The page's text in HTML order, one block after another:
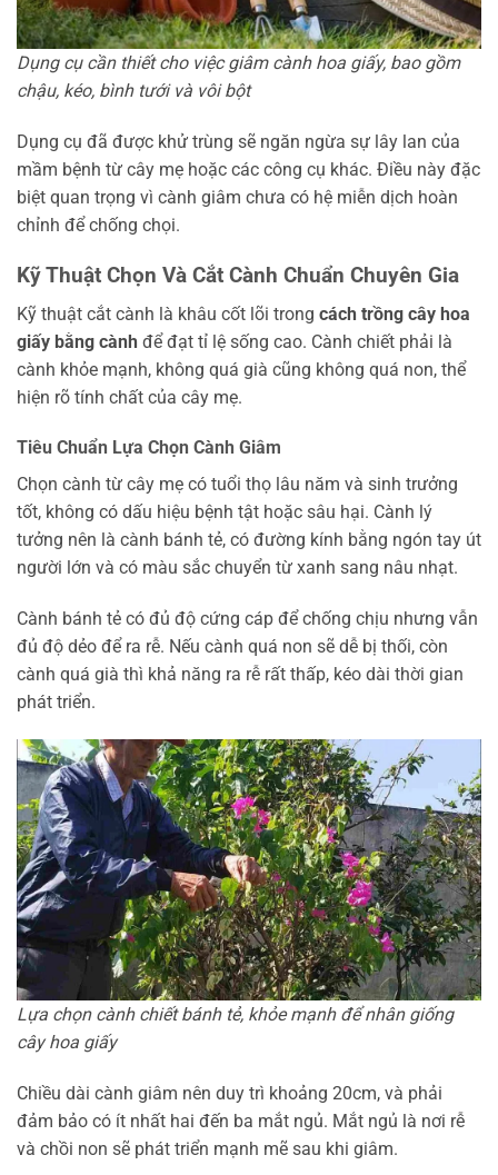
Dụng cụ cần thiết cho việc giâm cành hoa giấy, bao gồm
chậu, kéo, bình tưới và vôi bột
Dụng cụ đã được khử trùng sẽ ngăn ngừa sự lây lan của
mầm bệnh từ cây mẹ hoặc các công cụ khác. Điều này đặc
biệt quan trọng vì cành giâm chưa có hệ miễn dịch hoàn
chỉnh để chống chọi.
Kỹ Thuật Chọn Và Cắt Cành Chuẩn Chuyên Gia
Kỹ thuật cắt cành là khâu cốt lõi trong cách trồng cây hoa
giấy bằng cành để đạt tỉ lệ sống cao. Cành chiết phải là
cành khỏe mạnh, không quá già cũng không quá non, thể
hiện rõ tính chất của cây mẹ.
Tiêu Chuẩn Lựa Chọn Cành Giâm
Chọn cành từ cây mẹ có tuổi thọ lâu năm và sinh trưởng
tốt, không có dấu hiệu bệnh tật hoặc sâu hại. Cành lý
tưởng nên là cành bánh tẻ, có đường kính bằng ngón tay út
người lớn và có màu sắc chuyển từ xanh sang nâu nhạt.
Cành bánh tẻ có đủ độ cứng cáp để chống chịu nhưng vẫn
đủ độ dẻo để ra rễ. Nếu cành quá non sẽ dễ bị thối, còn
cành quá già thì khả năng ra rễ rất thấp, kéo dài thời gian
phát triển.
Lựa chọn cành chiết bánh tẻ, khỏe mạnh để nhân giống
cây hoa giấy
Chiều dài cành giâm nên duy trì khoảng 20cm, và phải
đảm bảo có ít nhất hai đến ba mắt ngủ. Mắt ngủ là nơi rễ
và chồi non sẽ phát triển mạnh mẽ sau khi giâm.